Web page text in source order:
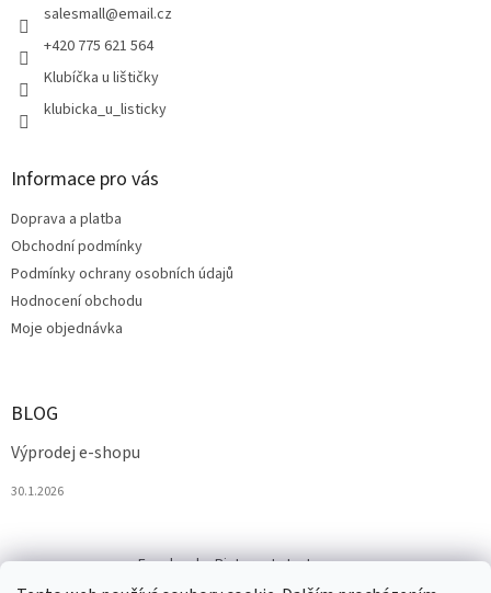
salesmall@email.cz
+420 775 621 564
Klubíčka u lištičky
klubicka_u_listicky
Informace pro vás
Doprava a platba
Obchodní podmínky
Podmínky ochrany osobních údajů
Hodnocení obchodu
Moje objednávka
BLOG
Výprodej e-shopu
30.1.2026
Facebook Pinterest Instagram